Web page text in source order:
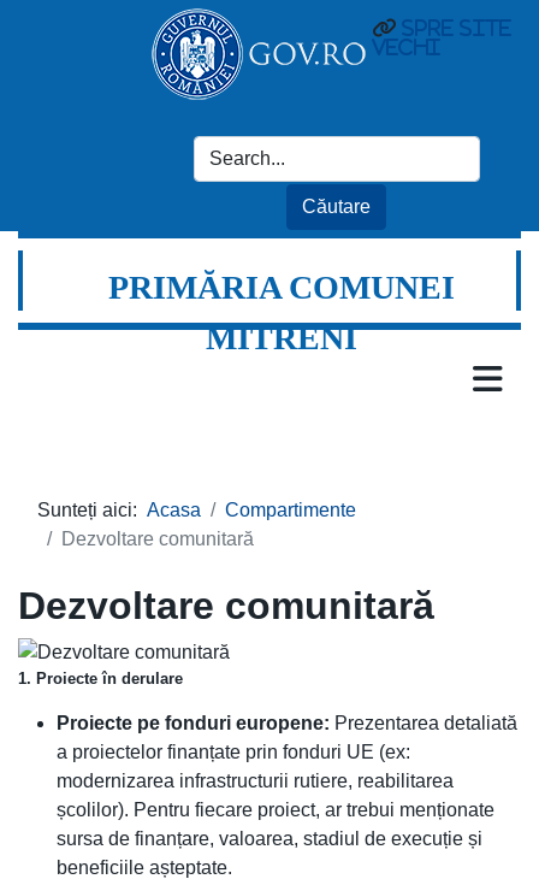
spre site
vechi
PRIMĂRIA COMUNEI
MITRENI
Sunteți aici: Acasa
Compartimente
Dezvoltare comunitară
Dezvoltare comunitară
1. Proiecte în derulare
Proiecte pe fonduri europene: Prezentarea detaliată
a proiectelor finanțate prin fonduri UE (ex:
modernizarea infrastructurii rutiere, reabilitarea
școlilor). Pentru fiecare proiect, ar trebui menționate
sursa de finanțare, valoarea, stadiul de execuție și
beneficiile așteptate.